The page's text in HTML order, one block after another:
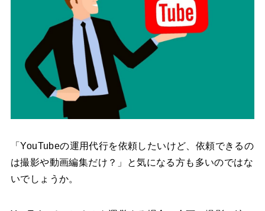
「YouTubeの運用代行を依頼したいけど、依頼できるの
は撮影や動画編集だけ？」と気になる方も多いのではな
いでしょうか。